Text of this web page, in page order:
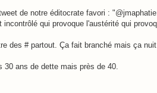
de notre éditocrate favori :
qui provoque l'austérité qui
des # partout. Ça fait branché mais ça
ans de dette mais près de 40.